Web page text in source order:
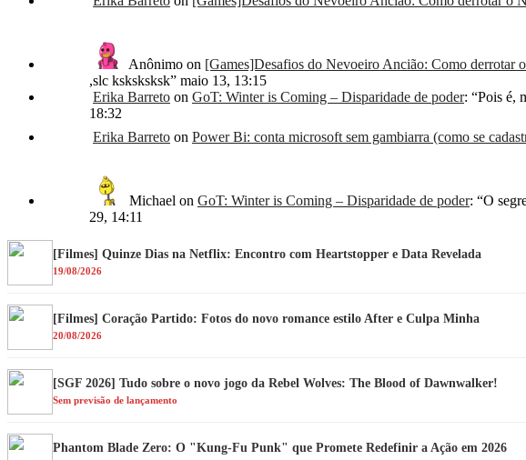
Anônimo on [Games]Desafios do Nevoeiro Ancião: Como derrotar
,slc ksksksksk” maio 13, 13:15
Erika Barreto on GoT: Winter is Coming – Disparidade de poder: “Pois é,
18:32
Erika Barreto on Power Bi: conta microsoft sem gambiarra (como se
Michael on GoT: Winter is Coming – Disparidade de poder: “O
29, 14:11
[Filmes] Quinze Dias na Netflix: Encontro com Heartstopper e Data Revelada
19/08/2026
[Filmes] Coração Partido: Fotos do novo romance estilo After e Culpa Minha
20/08/2026
[SGF 2026] Tudo sobre o novo jogo da Rebel Wolves: The Blood of Dawnwalker!
Sem previsão de lançamento
Phantom Blade Zero: O "Kung-Fu Punk" que Promete Redefinir a Ação em 2026